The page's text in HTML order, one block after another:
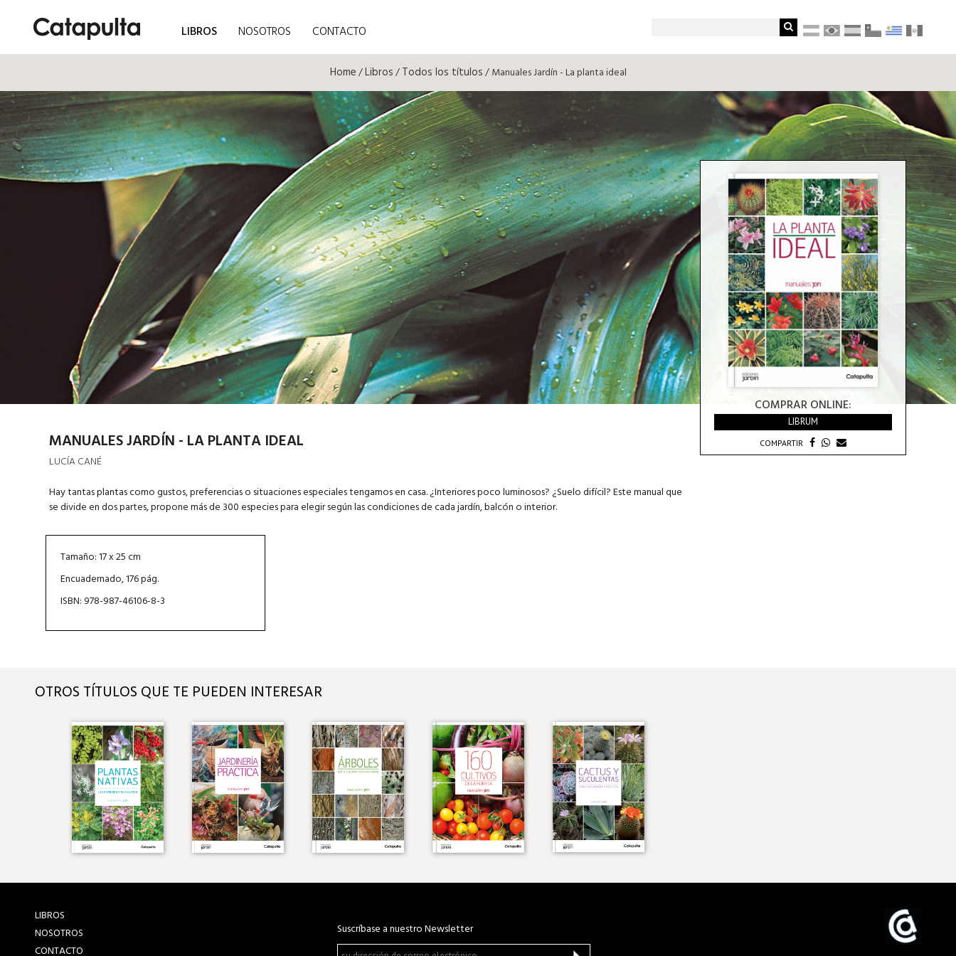
LIBROS NOSOTROS CONTACTO
Home/Libros/Todos los títulos/ Manuales Jardín - La planta ideal
COMPRAR ONLINE:
LIBRUM
COMPARTIR
MANUALES JARDÍN - LA PLANTA IDEAL
LUCÍA CANÉ
Hay tantas plantas como gustos, preferencias o situaciones especiales tengamos en casa. ¿Interiores poco luminosos? ¿Suelo difícil? Este manual que
se divide en dos partes, propone más de 300 especies para elegir según las condiciones de cada jardín, balcón o interior.
Tamaño: 17 x 25 cm
Encuadernado, 176 pág.
ISBN: 978-987-46106-8-3
OTROS TÍTULOS QUE TE PUEDEN INTERESAR
LIBROS
NOSOTROS
CONTACTO
Suscríbase a nuestro Newsletter